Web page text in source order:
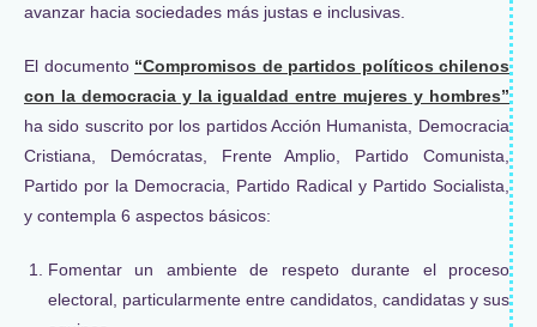
avanzar hacia sociedades más justas e inclusivas.
El documento “Compromisos de partidos políticos chilenos
con la democracia y la igualdad entre mujeres y hombres”
ha sido suscrito por los partidos Acción Humanista, Democracia
Cristiana, Demócratas, Frente Amplio, Partido Comunista,
Partido por la Democracia, Partido Radical y Partido Socialista,
y contempla 6 aspectos básicos:
Fomentar un ambiente de respeto durante el proceso
electoral, particularmente entre candidatos, candidatas y sus